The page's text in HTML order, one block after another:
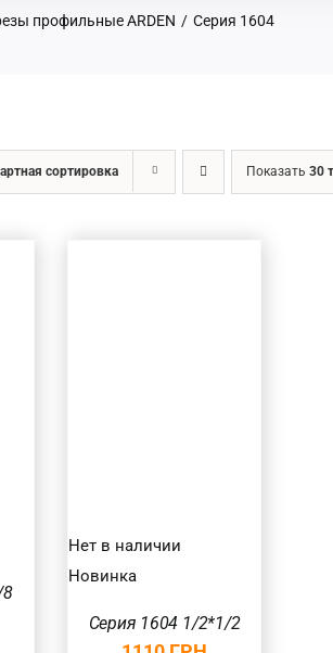
профильные ARDEN / Серия 1604
фрези (в мм.)
сортировка Показать 30
Нет в наличии
Новинка
Серия 1604 1/2*1/2